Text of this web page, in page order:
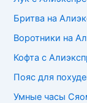
Бритва на
Воротники на
Кофта с
Пояс для
Умные часы